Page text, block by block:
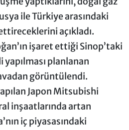
ile Türkiye arasındaki
açıkladı.
işaret ettiği Sinop’taki
planlanan
görüntülendi.
Japon Mitsubishi
inşaatlarında artan
iç piyasasındaki